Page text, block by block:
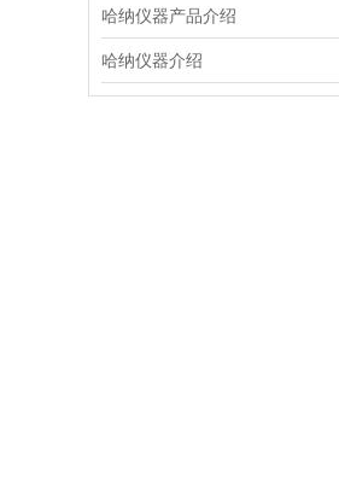
哈纳仪器产品介绍
哈纳仪器介绍